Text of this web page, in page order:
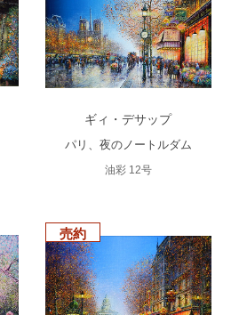
ギィ・デサップ
パリ、夜のノートルダム
油彩 12号
売約